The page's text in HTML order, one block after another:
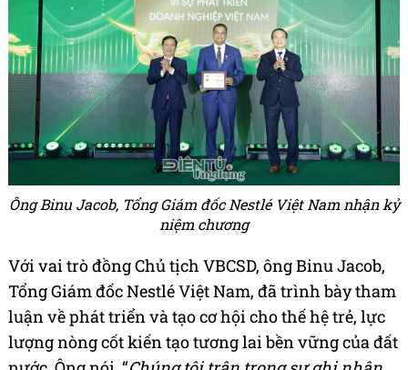
Ông Binu Jacob, Tổng Giám đốc Nestlé Việt Nam nhận kỷ
niệm chương
Với vai trò đồng Chủ tịch VBCSD, ông Binu Jacob,
Tổng Giám đốc Nestlé Việt Nam, đã trình bày tham
luận về phát triển và tạo cơ hội cho thế hệ trẻ, lực
lượng nòng cốt kiến tạo tương lai bền vững của đất